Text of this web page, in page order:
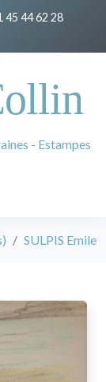
45 44 62 28
- Estampes
SULPIS Emile